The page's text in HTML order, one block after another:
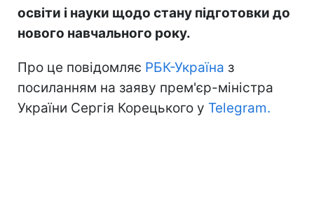
освіти і науки щодо стану підготовки до
нового навчального року.
Про це повідомляє РБК-Україна з
посиланням на заяву прем'єр-міністра
України Сергія Корецького у Telegram.